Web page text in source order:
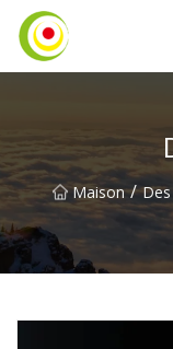
Maison /